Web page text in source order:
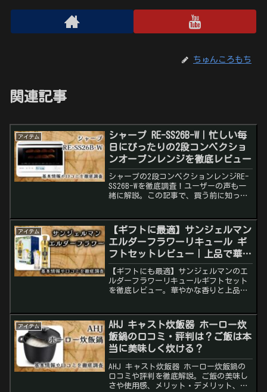
ちゅんころもち
関連記事
アイテム
シャープ RE-SS26B-W｜忙しい毎
日にぴったりの2段コンベクショ
ンオーブンレンジを徹底レビュー
シャープの2段コンベクションレンジRE-
SS26B-Wを徹底調査！ユーザーの声も一
緒に解説。この記事で、買う前に知って
アイテム
【ギフトに最適】サンジェルマン
エルダーフラワーリキュール ギ
フトセットレビュー｜上品で華や
かな香りと味わいを贈る
【ギフトにも最適】サンジェルマンのエ
ルダーフラワーリキュールギフトセット
を徹底レビュー。華やかな香りと上品な
アイテム
AHJ キャスト炊飯器 ホーロー炊
飯鍋の口コミ・評判は？ご飯は本
当に美味しく炊ける？
AHJ キャスト炊飯器 ホーロー炊飯鍋の
口コミや評判を徹底解説。ご飯の美味し
さや使用感、メリット・デメリット、炊